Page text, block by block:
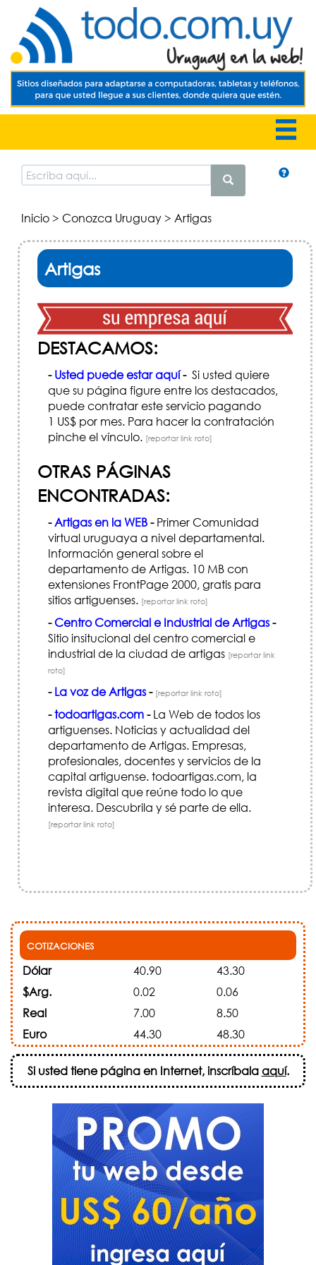
Inicio> Conozca Uruguay> Artigas
Artigas
DESTACAMOS:
- Usted puede estar aquí-Si usted quiere
que su página figure entre los destacados,
puede contratar este servicio pagando
1 US$ por mes. Para hacer la contratación
pinche el vínculo. [reportar link roto]
OTRAS PÁGINAS
ENCONTRADAS:
-Artigas en la WEB-Primer Comunidad
virtual uruguaya a nivel departamental.
Información general sobre el
departamento de Artigas. 10 MB con
extensiones FrontPage 2000, gratis para
sitios artiguenses. [reportar link roto]
-Centro Comercial e Industrial de Artigas-
Sitio insitucional del centro comercial e
industrial de la ciudad de artigas [reportar link
roto]
- La voz de Artigas- [reportar link roto]
-todoartigas.com-La Web de todos los
artiguenses. Noticias y actualidad del
departamento de Artigas. Empresas,
profesionales, docentes y servicios de la
capital artiguense. todoartigas.com, la
revista digital que reúne todo lo que
interesa. Descubrila y sé parte de ella.
[reportar link roto]
COTIZACIONES
Dólar 40.90
43.30
$Arg.
0.02
0.06
Real
7.00
8.50
Euro
44.30 48.30
Si usted tiene página en Internet, inscríbalaaquí.